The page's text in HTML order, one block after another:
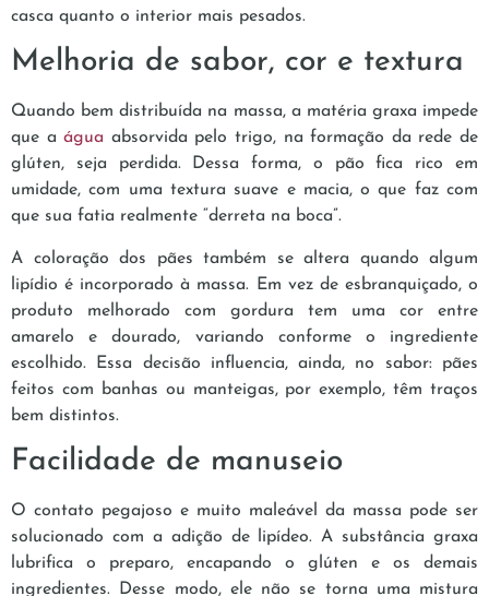
casca quanto o interior mais pesados.
Melhoria de sabor, cor e textura
Quando bem distribuída na massa, a matéria graxa impede
que aágua absorvida pelo trigo, na formação da rede de
glúten, seja perdida. Dessa forma, o pão fica rico em
umidade, com uma textura suave e macia, o que faz com
que sua fatia realmente “derreta na boca”.
A coloração dos pães também se altera quando algum
lipídio é incorporado à massa. Em vez de esbranquiçado, o
produto melhorado com gordura tem uma cor entre
amarelo e dourado, variando conforme o ingrediente
escolhido. Essa decisão influencia, ainda, no sabor: pães
feitos com banhas ou manteigas, por exemplo, têm traços
bem distintos.
Facilidade de manuseio
O contato pegajoso e muito maleável da massa pode ser
solucionado com a adição de lipídeo. A substância graxa
lubrifica o preparo, encapando o glúten e os demais
ingredientes. Desse modo, ele não se torna uma mistura